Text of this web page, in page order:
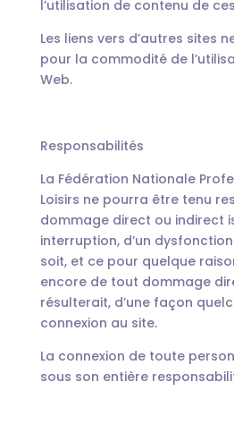
l’utilisation de contenu de
Les liens vers d’autres sites
pour la commodité de
Web.
Responsabilités
La Fédération Nationale
Loisirs ne pourra être tenu
dommage direct ou indirect
interruption, d’un
soit, et ce pour quelque
encore de tout dommage
résulterait, d’une façon
connexion au site.
La connexion de toute
sous son entière